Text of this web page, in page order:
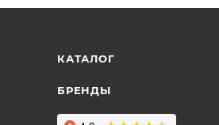
КАТАЛОГ
БРЕНДЫ